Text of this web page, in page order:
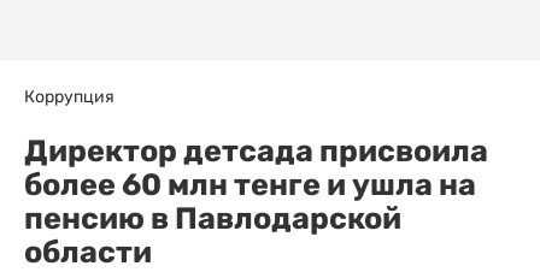
Коррупция
Директор детсада присвоила
более 60 млн тенге и ушла на
пенсию в Павлодарской
области